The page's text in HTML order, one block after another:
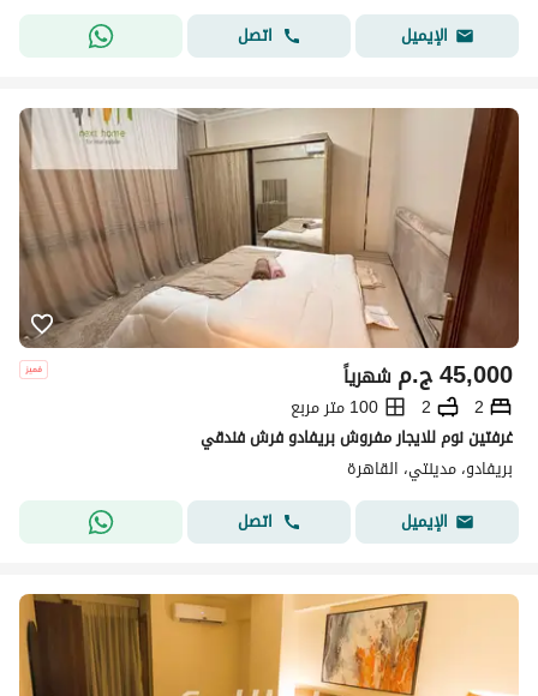
الإيميل
اتصل
ج.م45,000 شهرياً
2
2
100 متر مربع
غرفتين نوم للايجار مفروش بريفادو فرش فندقي
بريفادو، مدينتي، القاهرة
الإيميل
اتصل